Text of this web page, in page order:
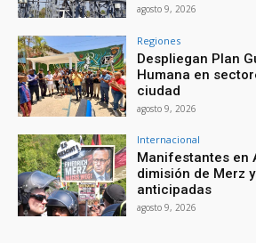
agosto 9, 2026
Regiones
Despliegan Plan
Humana en
ciudad
agosto 9, 2026
Internacional
Manifestantes en
dimisión de Merz
anticipadas
agosto 9, 2026